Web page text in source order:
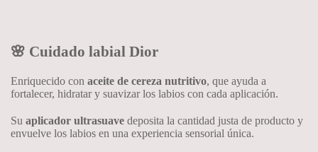
🌸 Cuidado labial Dior
Enriquecido con aceite de cereza nutritivo, que ayuda a
fortalecer, hidratar y suavizar los labios con cada aplicación.
Su aplicador ultrasuave deposita la cantidad justa de producto y
envuelve los labios en una experiencia sensorial única.